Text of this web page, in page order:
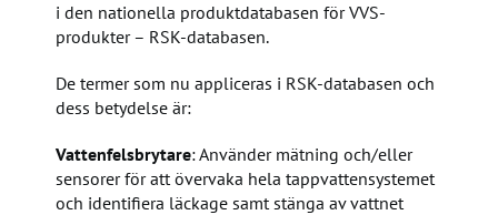
i den nationella produktdatabasen för VVS-
produkter – RSK-databasen.
De termer som nu appliceras i RSK-databasen och
dess betydelse är:
Vattenfelsbrytare: Använder mätning och/eller
sensorer för att övervaka hela tappvattensystemet
och identifiera läckage samt stänga av vattnet